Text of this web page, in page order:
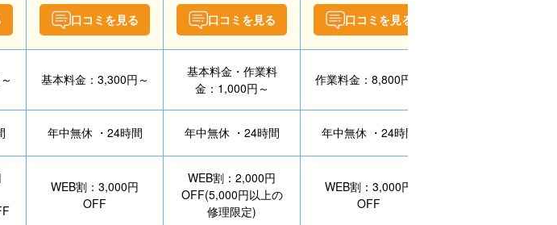
口コミを見る 口コミを見る 口コミを見る
基本料金：3,300円～
基本料金・作業料
金：1,000円～
作業料金：8,800円～
年中無休 ・24時間 年中無休 ・24時間 年中無休 ・24時間
WEB割：3,000円
OFF
WEB割：2,000円
OFF(5,000円以上の
修理限定)
WEB割：3,000円
OFF